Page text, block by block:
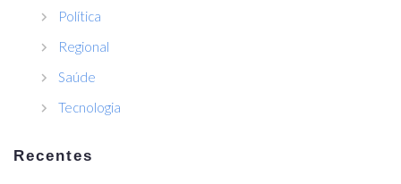
Política
Regional
Saúde
Tecnologia
Recentes